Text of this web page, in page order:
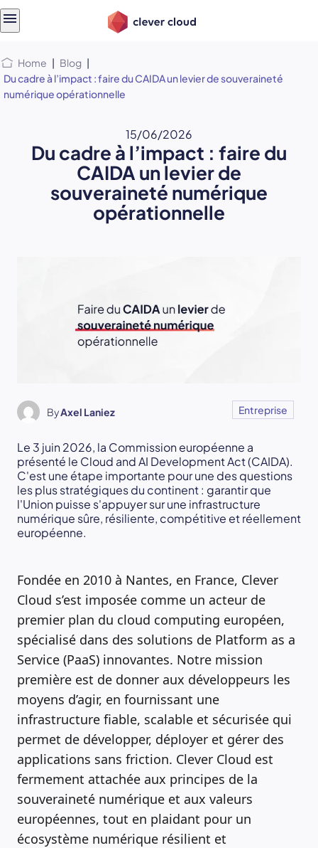
Home | Blog |
Du cadre à l’impact : faire du CAIDA un levier de souveraineté
numérique opérationnelle
15/06/2026
Du cadre à l’impact : faire du
CAIDA un levier de
souveraineté numérique
opérationnelle
ByAxel Laniez Entreprise
Le 3 juin 2026, la Commission européenne a
présenté le Cloud and AI Development Act (CAIDA).
C'est une étape importante pour une des questions
les plus stratégiques du continent : garantir que
l'Union puisse s'appuyer sur une infrastructure
numérique sûre, résiliente, compétitive et réellement
européenne.
Fondée en 2010 à Nantes, en France, Clever
Cloud s’est imposée comme un acteur de
premier plan du cloud computing européen,
spécialisé dans des solutions de Platform as a
Service (PaaS) innovantes. Notre mission
première est de donner aux développeurs les
moyens d’agir, en fournissant une
infrastructure fiable, scalable et sécurisée qui
permet de développer, déployer et gérer des
applications sans friction. Clever Cloud est
fermement attachée aux principes de la
souveraineté numérique et aux valeurs
européennes, tout en plaidant pour un
écosystème numérique résilient et